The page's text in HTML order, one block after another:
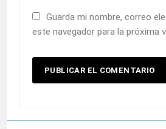
Guarda mi nombre, correo
este navegador para la próxima